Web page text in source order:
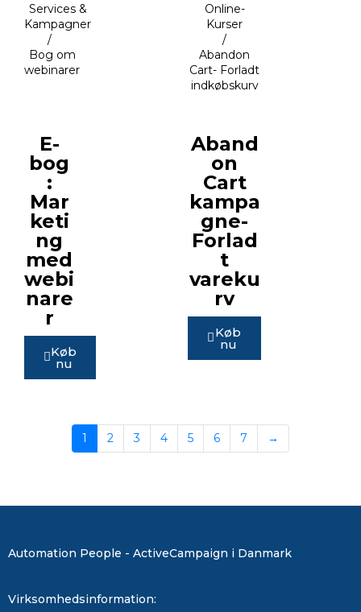
Services &
Kampagner
/
Bog om
webinarer
E-
bog
:
Mar
keti
ng
med
webi
nare
r
Køb
nu
Online-
Kurser
/
Abandon
Cart- Forladt
indkøbskurv
Aband
on
Cart
kampa
gne-
Forlad
t
vareku
rv
Køb
nu
1 2 3 4 5 6 7 →
Automation People - ActiveCampaign i Danmark
Virksomhedsinformation: